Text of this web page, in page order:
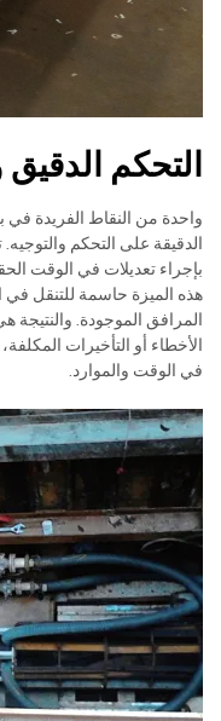
التحكم الدقيق
واحدة من النقاط الفريدة في
الدقيقة على التحكم
بإجراء تعديلات في الوقت
هذه الميزة حاسمة للتنقل في
المرافق الموجودة.
الأخطاء أو التأخيرات
في الوقت والموارد.